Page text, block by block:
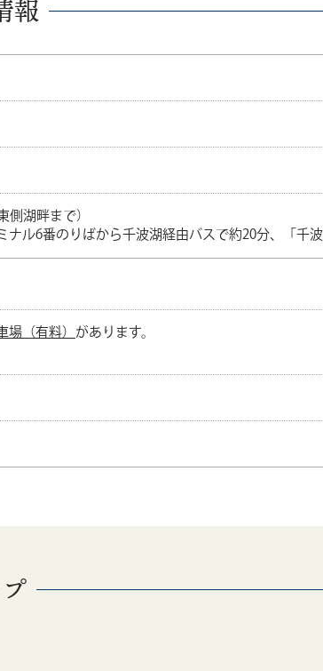
報
湖畔まで）
ナル6番のりばから千波湖経由バスで約20分、「千
場（有料）があります。